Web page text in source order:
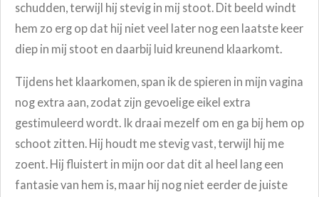
schudden, terwijl hij stevig in mij stoot. Dit beeld windt
hem zo erg op dat hij niet veel later nog een laatste keer
diep in mij stoot en daarbij luid kreunend klaarkomt.
Tijdens het klaarkomen, span ik de spieren in mijn vagina
nog extra aan, zodat zijn gevoelige eikel extra
gestimuleerd wordt. Ik draai mezelf om en ga bij hem op
schoot zitten. Hij houdt me stevig vast, terwijl hij me
zoent. Hij fluistert in mijn oor dat dit al heel lang een
fantasie van hem is, maar hij nog niet eerder de juiste